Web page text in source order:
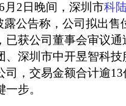
2日晚间，深圳市科
露公告称，公司拟出
已获公司董事会审议
、深圳市中开昱智科
司，交易金额合计逾
步。